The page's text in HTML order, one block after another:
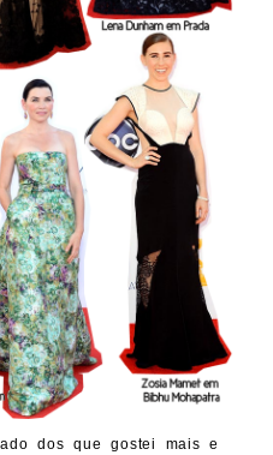
dos que gostei mais e